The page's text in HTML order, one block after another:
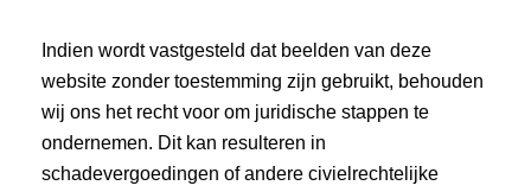
Indien wordt vastgesteld dat beelden van deze
website zonder toestemming zijn gebruikt, behouden
wij ons het recht voor om juridische stappen te
ondernemen. Dit kan resulteren in
schadevergoedingen of andere civielrechtelijke